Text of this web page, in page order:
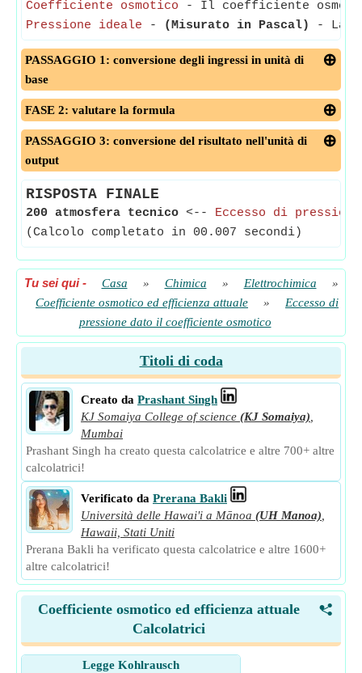
Coefficiente osmotico - Il coefficiente
Pressione ideale - (Misurato in Pascal) - La
PASSAGGIO 1: conversione degli ingressi in unità di
base
FASE 2: valutare la formula
PASSAGGIO 3: conversione del risultato nell'unità di
output
RISPOSTA FINALE
200 atmosfera tecnico <-- Eccesso di
(Calcolo completato in 00.007 secondi)
Tu sei qui- Casa » Chimica » Elettrochimica
»
Coefficiente osmotico ed efficienza attuale
»
Eccesso di
pressione dato il coefficiente osmotico
Titoli di coda
Creato da Prashant Singh
KJ Somaiya College of science (KJ Somaiya)
Mumbai
Prashant Singh ha creato questa calcolatrice e altre 700+ altre
calcolatrici!
Verificato da Prerana Bakli
Università delle Hawai'i a Mānoa (UH Manoa)
Hawaii, Stati Uniti
Prerana Bakli ha verificato questa calcolatrice e altre 1600+
altre calcolatrici!
<
Coefficiente osmotico ed efficienza attuale
Calcolatrici
Legge Kohlrausch